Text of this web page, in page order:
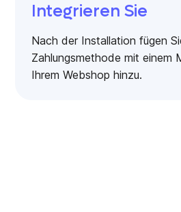
Integrieren Sie
Nach der Installation fügen
Zahlungsmethode mit einem
Ihrem Webshop hinzu.